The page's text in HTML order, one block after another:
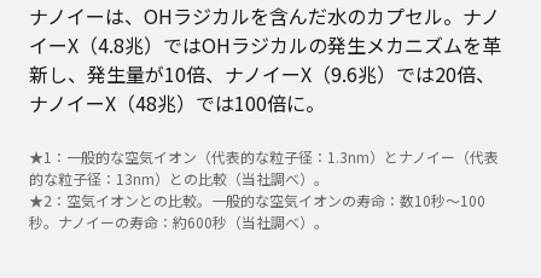
ナノイーは、OHラジカルを含んだ水のカプセル。ナノ
イーX（4.8兆）ではOHラジカルの発生メカニズムを革
新し、発生量が10倍、ナノイーX（9.6兆）では20倍、
ナノイーX（48兆）では100倍に。
★1：一般的な空気イオン（代表的な粒子径：1.3nm）とナノイー（代表
的な粒子径：13nm）との比較（当社調べ）。
★2：空気イオンとの比較。一般的な空気イオンの寿命：数10秒～100
秒。ナノイーの寿命：約600秒（当社調べ）。